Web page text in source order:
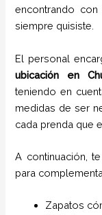
encontrando
siempre quisiste.
El personal
ubicación
en
teniendo en
medidas de ser
cada prenda que
A continuación,
para
Zapatos